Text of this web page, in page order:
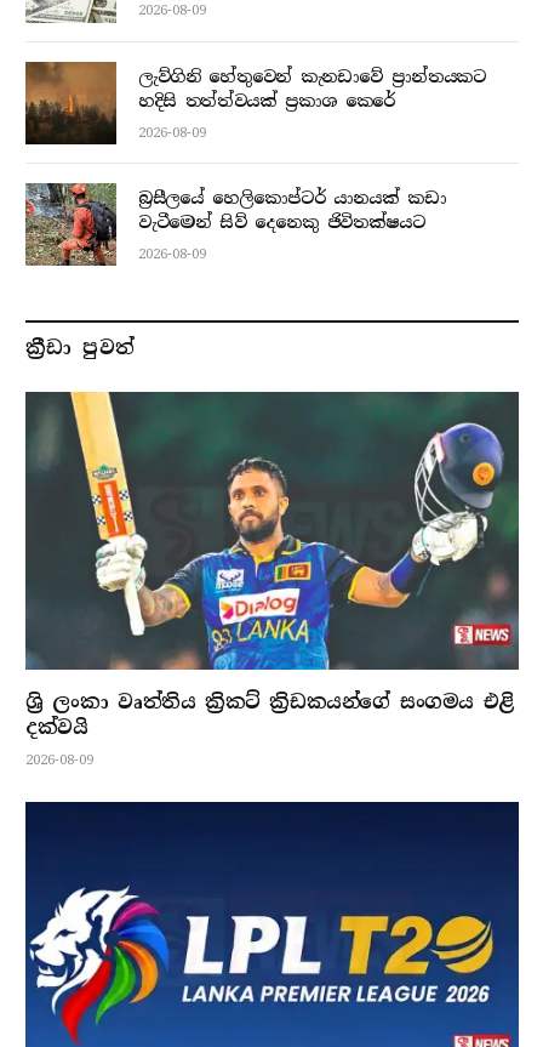
2026-08-09
ලැව්ගිනි හේතුවෙන් කැනඩාවේ ප්‍රාන්තයකට
හදිසි තත්ත්වයක් ප්‍රකාශ කෙරේ
2026-08-09
බ්‍රසීලයේ හෙලිකොප්ටර් යානයක් කඩා
වැටීමෙන් සිව් දෙනෙකු ජිවිතක්ෂයට
2026-08-09
ක්‍රීඩා පුවත්
ශ්‍රි ලංකා වෘත්තිය ක්‍රිකට් ක්‍රිඩකයන්ගේ සංගමය එළි
දක්වයි
2026-08-09